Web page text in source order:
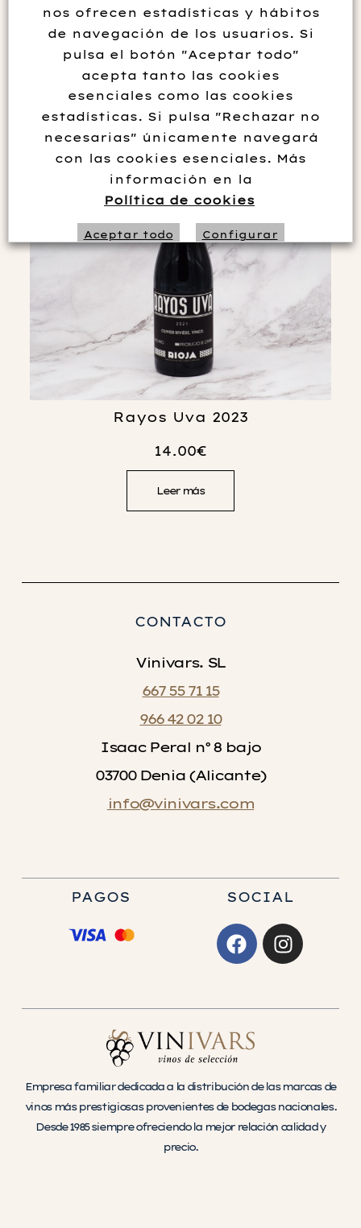
58.00€
Añadir al carrito
Rayos Uva 2023
14.00€
Leer más
Empresa familiar dedicada a la distribución de las marcas de
vinos más prestigiosas provenientes de bodegas nacionales.
Desde 1985 siempre ofreciendo la mejor relación calidad y
precio.
SOCIAL
PAGOS
CONTACTO
Vinivars. SL
667 55 71 15
966 42 02 10
Isaac Peral nº 8 bajo
03700 Denia (Alicante)
info@vinivars.com
nos ofrecen estadísticas y hábitos
de navegación de los usuarios. Si
pulsa el botón "Aceptar todo"
acepta tanto las cookies
esenciales como las cookies
estadísticas. Si pulsa "Rechazar no
necesarias" únicamente navegará
con las cookies esenciales. Más
información en la
Política de cookies
Aceptar todo Configurar
Rechazar no necesarias